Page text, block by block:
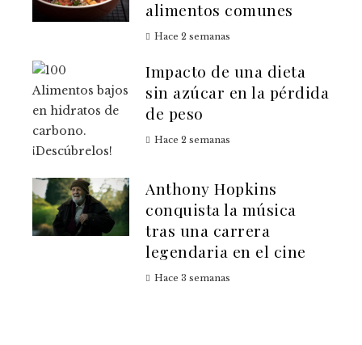
alimentos comunes
Hace 2 semanas
Impacto de una dieta
sin azúcar en la pérdida
de peso
Hace 2 semanas
Anthony Hopkins
conquista la música
tras una carrera
legendaria en el cine
Hace 3 semanas